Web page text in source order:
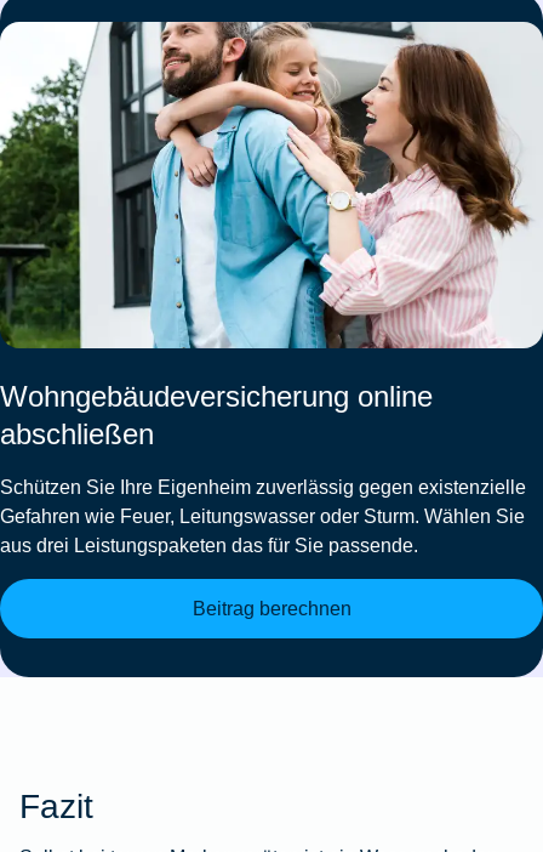
Wohngebäudeversicherung online
abschließen
Schützen Sie Ihre Eigenheim zuverlässig gegen existenzielle
Gefahren wie Feuer, Leitungswasser oder Sturm. Wählen Sie
aus drei Leistungspaketen das für Sie passende.
Beitrag berechnen
Fazit